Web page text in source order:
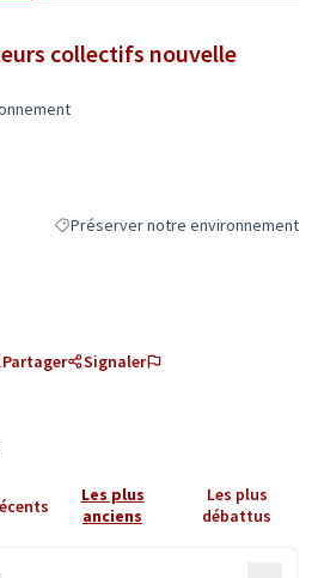
collectifs nouvelle
Filtrer les résultats de la catégorie
Préserver notre environnement
Partager Signaler
Les plus
anciens
Les plus
débattus